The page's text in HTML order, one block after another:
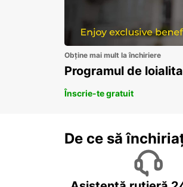
Obține mai mult la închiriere
Programul de
Înscrie-te gratuit
De ce să